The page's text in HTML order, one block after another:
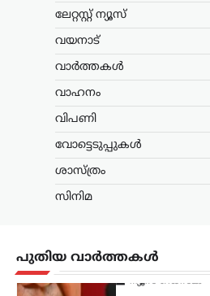
ലേറ്റസ്റ്റ് ന്യൂസ്
വയനാട്
വാർത്തകൾ
വാഹനം
വിപണി
വോട്ടെടുപ്പുകൾ
ശാസ്ത്രം
സിനിമ
പുതിയ വാർത്തകൾ
മണ്ണിടിച്ചിലിന്
നടത്തിയ
സംഭവസ്ഥലം
മന്ത്രി ഇക്കാര്യം
നഗരസഭ മണ്ണ്…
വിതരണം
സഹകരണ